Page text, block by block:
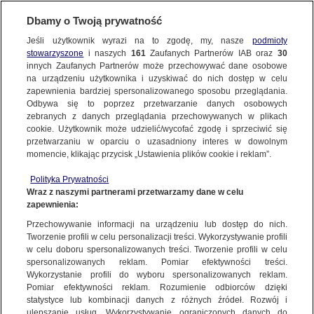
TRÓJMIASTO
Wypadł z drogi i uderzył w drzewo,
kierowca busa nie żyje
Oprac.Natalia Grzybowska
21.05.2026, 14:25
Posłuchaj artykułu
Czyta lektor AI
Dbamy o Twoją prywatność
Jeśli użytkownik wyrazi na to zgodę, my, nasze podmioty
stowarzyszone i naszych 161Zaufanych Partnerów IAB oraz 30
innych Zaufanych Partnerów może przechowywać dane osobowe
na urządzeniu użytkownika i uzyskiwać do nich dostęp w celu
zapewnienia bardziej spersonalizowanego sposobu przeglądania.
Odbywa się to poprzez przetwarzanie danych osobowych
zebranych z danych przeglądania przechowywanych w plikach
cookie. Użytkownik może udzielić/wycofać zgodę i sprzeciwić się
przetwarzaniu w oparciu o uzasadniony interes w dowolnym
momencie, klikając przycisk „Ustawienia plików cookie i reklam”.
Polityka Prywatności
Wraz z naszymi partnerami przetwarzamy dane w celu
zapewnienia:
Przechowywanie informacji na urządzeniu lub dostęp do nich.
Tworzenie profili w celu personalizacji treści. Wykorzystywanie profili
w celu doboru spersonalizowanych treści. Tworzenie profili w celu
spersonalizowanych reklam. Pomiar efektywności treści.
Wykorzystanie profili do wyboru spersonalizowanych reklam.
Pomiar efektywności reklam. Rozumienie odbiorców dzięki
statystyce lub kombinacji danych z różnych źródeł. Rozwój i